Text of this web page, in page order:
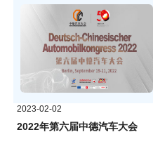
2023-02-02
2022年第六届中德汽车大会